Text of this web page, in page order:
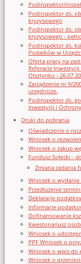
Podinspektor/
Podinspektor ds.
kryzysowego
Podinspektor ds.
kryzysowego -
Podinspektor ds.
Podatków w
Oferta pracy na
Referacie
Olsztynku -
Zarządzenie nr 9/
urzędnicze.
Podinspektor ds.
Inwestycji i
Druki do pobrania
Oświadczenie o
Wniosek o
Wniosek o zakup
Fundusz Sołecki -
Zmiana zadania
Wniosek o
Przedłużenie
Deklaracje
Informacje
Dofinansowanie
Kwestonariusz
Wniosek o
PPF Wniosek o
Wniosek o wpis do
Wniosek o